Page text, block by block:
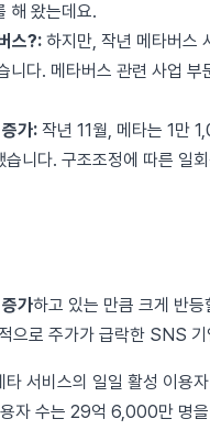
해 왔는데요.
스?: 하지만, 작년 메타버스
니다. 메타버스 관련 사업
가: 작년 11월, 메타는 1만
니다. 구조조정에 따른 일
가하고 있는 만큼 크게 반
으로 주가가 급락한 SNS
타 서비스의 일일 활성 이용
자 수는 29억 6,000만 명